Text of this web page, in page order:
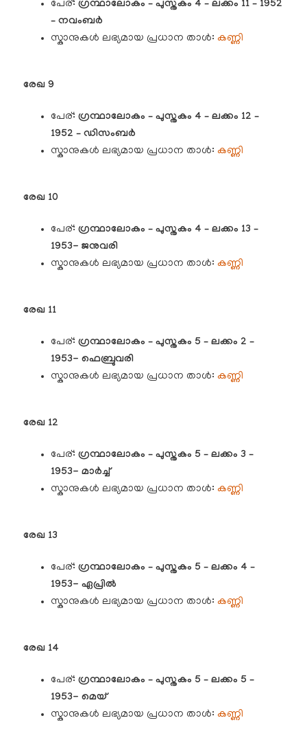
പേര്:ഗ്രന്ഥാലോകം – പുസ്തകം 4 – ലക്കം 11 – 1952
– നവംബർ
സ്കാനുകൾ ലഭ്യമായ പ്രധാന താൾ: കണ്ണി
രേഖ 9
പേര്:ഗ്രന്ഥാലോകം – പുസ്തകം 4 – ലക്കം 12 –
1952 – ഡിസംബർ
സ്കാനുകൾ ലഭ്യമായ പ്രധാന താൾ: കണ്ണി
രേഖ 10
പേര്:ഗ്രന്ഥാലോകം – പുസ്തകം 4 – ലക്കം 13 –
1953- ജനുവരി
സ്കാനുകൾ ലഭ്യമായ പ്രധാന താൾ: കണ്ണി
രേഖ 11
പേര്:ഗ്രന്ഥാലോകം – പുസ്തകം 5 – ലക്കം 2 –
1953- ഫെബ്രുവരി
സ്കാനുകൾ ലഭ്യമായ പ്രധാന താൾ: കണ്ണി
രേഖ 12
പേര്:ഗ്രന്ഥാലോകം – പുസ്തകം 5 – ലക്കം 3 –
1953- മാർച്ച്
സ്കാനുകൾ ലഭ്യമായ പ്രധാന താൾ: കണ്ണി
രേഖ 13
പേര്:ഗ്രന്ഥാലോകം – പുസ്തകം 5 – ലക്കം 4 –
1953- ഏപ്രിൽ
സ്കാനുകൾ ലഭ്യമായ പ്രധാന താൾ: കണ്ണി
രേഖ 14
പേര്:ഗ്രന്ഥാലോകം – പുസ്തകം 5 – ലക്കം 5 –
1953- മെയ്
സ്കാനുകൾ ലഭ്യമായ പ്രധാന താൾ: കണ്ണി